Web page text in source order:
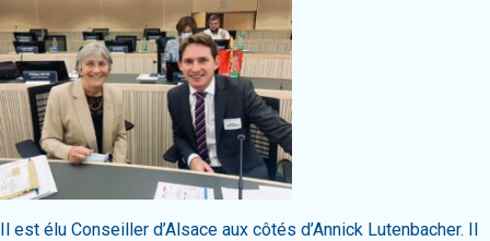
Il est élu Conseiller d’Alsace aux côtés d’Annick Lutenbacher. Il